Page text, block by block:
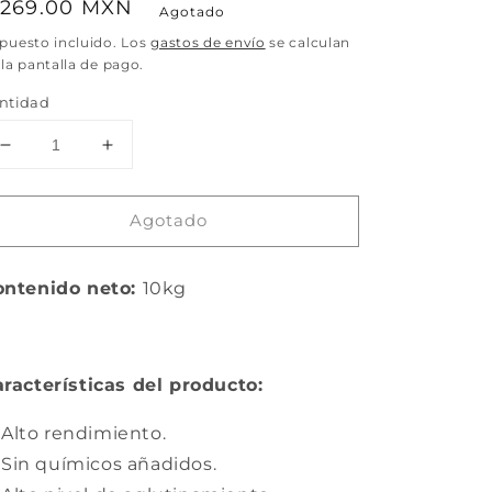
MXN
Agotado
incluido. Losgastos de envío se calculan
pantalla de pago.
Reducir
para
para
Aumentar
para
Arena
para
Agotado
neto: 10kg
del producto:
Alto rendimiento.
Sin químicos añadidos.